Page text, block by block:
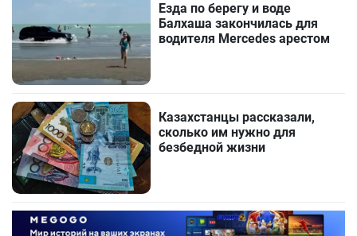
Езда по берегу и воде
Балхаша закончилась для
водителя Mercedes арестом
Казахстанцы рассказали,
сколько им нужно для
безбедной жизни